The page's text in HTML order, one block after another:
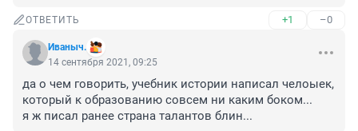
ОТВЕТИТЬ +1 –0
Иваныч.
14 сентября 2021, 09:25
да о чем говорить, учебник истории написал челоыек,
который к образованию совсем ни каким боком...
я ж писал ранее страна талантов блин...